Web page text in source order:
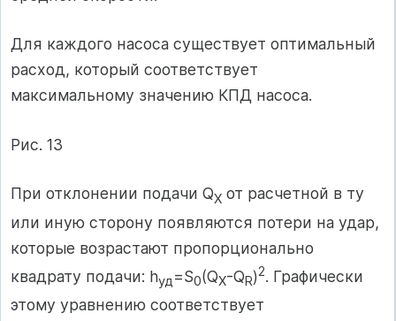
Для каждого насоса существует оптимальный
расход, который соответствует
максимальному значению КПД насоса.
Рис. 13
При отклонении подачи QX от расчетной в ту
или иную сторону появляются потери на удар,
которые возрастают пропорционально
квадрату подачи: hуд=S0(QX-QR)2. Графически
этому уравнению соответствует